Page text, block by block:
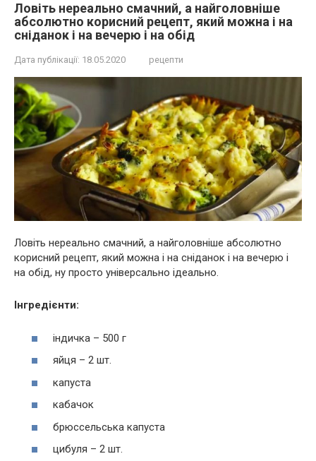
Ловіть нереально смачний, а найголовніше
абсолютно корисний рецепт, який можна і на
сніданок і на вечерю і на обід
Дата публікації: 18.05.2020 рецепти
Ловіть нереально смачний, а найголовніше абсолютно
корисний рецепт, який можна і на сніданок і на вечерю і
на обід, ну просто універсально ідеально.
Інгредієнти:
індичка – 500 г
яйця – 2 шт.
капуста
кабачок
брюссельська капуста
цибуля – 2 шт.